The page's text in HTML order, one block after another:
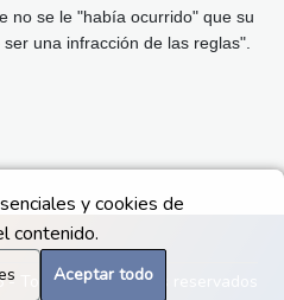
y cookies de
contenido.
Aceptar todo
no se le "había ocurrido" que su
una infracción de las reglas".
Todos los derechos reservados